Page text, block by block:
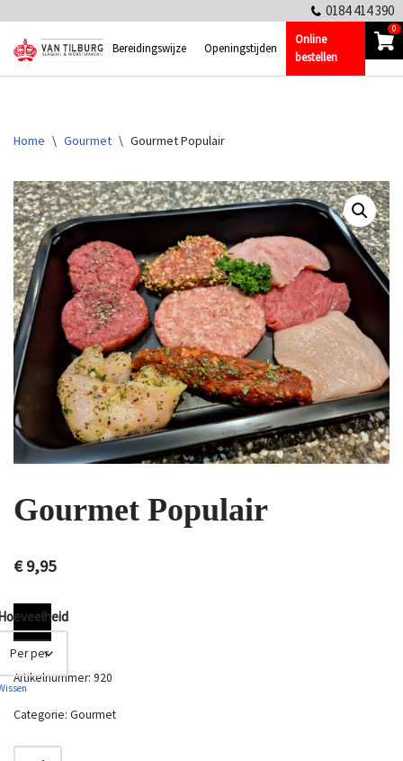
Ga
0184 414 390
Bereidingswijze Openingstijden
Online
bestellen
0
Home \ Gourmet \ Gourmet Populair
Gourmet Populair
€9,95
Artikelnummer: 920
Categorie: Gourmet